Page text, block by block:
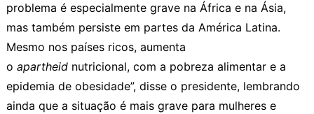
problema é especialmente grave na África e na Ásia,
mas também persiste em partes da América Latina.
Mesmo nos países ricos, aumenta
o apartheidnutricional, com a pobreza alimentar e a
epidemia de obesidade”, disse o presidente, lembrando
ainda que a situação é mais grave para mulheres e